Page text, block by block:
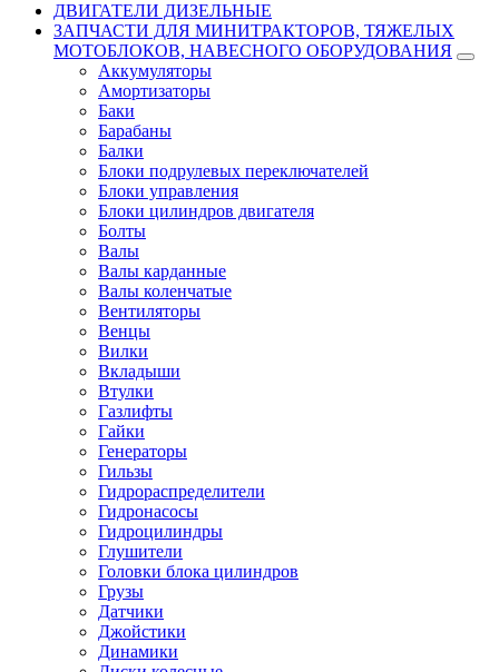
ДВИГАТЕЛИ ДИЗЕЛЬНЫЕ
ЗАПЧАСТИ ДЛЯ МИНИТРАКТОРОВ, ТЯЖЕЛЫХ
МОТОБЛОКОВ, НАВЕСНОГО ОБОРУДОВАНИЯ
Аккумуляторы
Амортизаторы
Баки
Барабаны
Балки
Блоки подрулевых переключателей
Блоки управления
Блоки цилиндров двигателя
Болты
Валы
Валы карданные
Валы коленчатые
Вентиляторы
Венцы
Вилки
Вкладыши
Втулки
Газлифты
Гайки
Генераторы
Гильзы
Гидрораспределители
Гидронасосы
Гидроцилиндры
Глушители
Головки блока цилиндров
Грузы
Датчики
Джойстики
Динамики